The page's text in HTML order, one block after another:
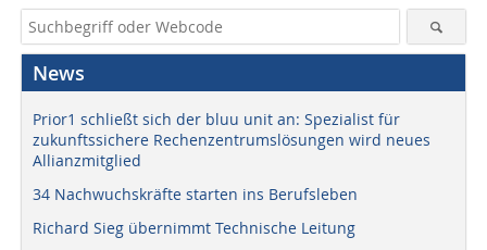
News
Prior1 schließt sich der bluu unit an: Spezialist für
zukunftssichere Rechenzentrumslösungen wird neues
Allianzmitglied
34 Nachwuchskräfte starten ins Berufsleben
Richard Sieg übernimmt Technische Leitung